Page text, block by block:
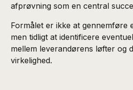
afprøvning som en central
Formålet er ikke at gennemføre
men tidligt at identificere
mellem leverandørens løfter og
virkelighed.